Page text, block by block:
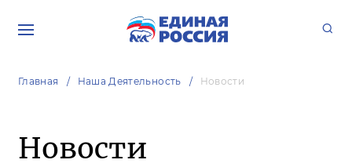
Главная Наша Деятельность Новости
Новости